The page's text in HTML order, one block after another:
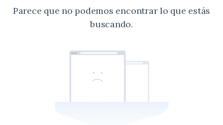
Parece que no podemos encontrar lo que estás
buscando.